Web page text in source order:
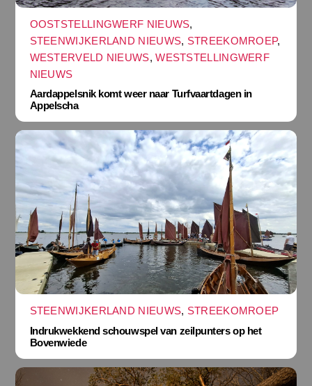
OOSTSTELLINGWERF NIEUWS,
STEENWIJKERLAND NIEUWS, STREEKOMROEP,
WESTERVELD NIEUWS,WESTSTELLINGWERF
NIEUWS
Aardappelsnik komt weer naar Turfvaartdagen in
Appelscha
STEENWIJKERLAND NIEUWS, STREEKOMROEP
Indrukwekkend schouwspel van zeilpunters op het
Bovenwiede